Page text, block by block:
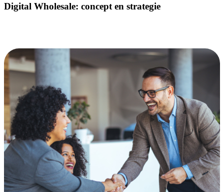
Digital Wholesale: concept en strategie